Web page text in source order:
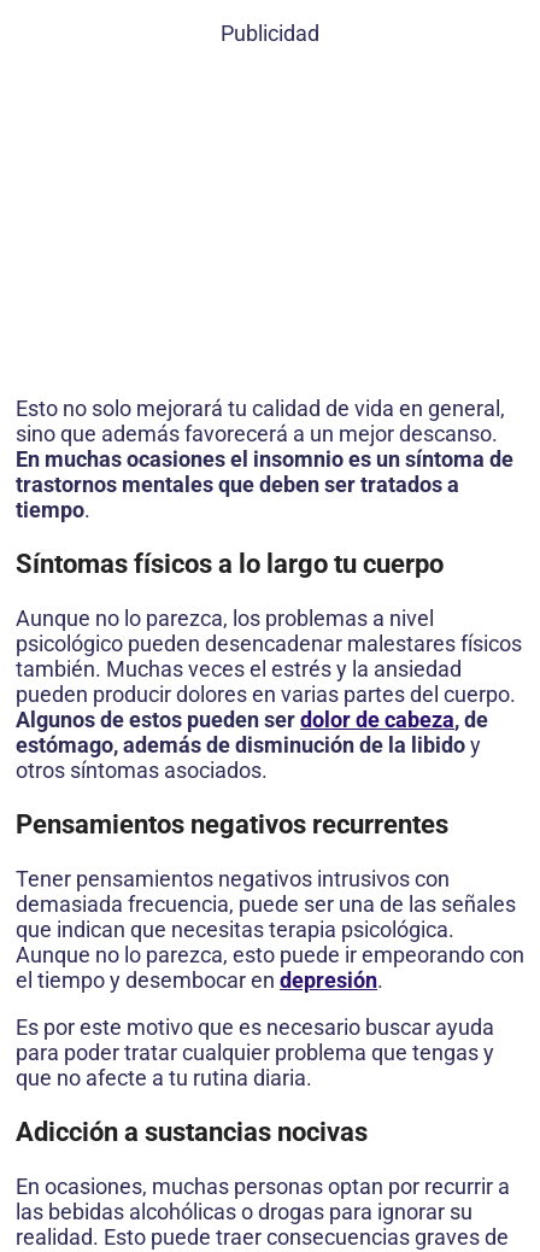
Publicidad
Esto no solo mejorará tu calidad de vida en general,
sino que además favorecerá a un mejor descanso.
En muchas ocasiones el insomnio es un síntoma de
trastornos mentales que deben ser tratados a
tiempo.
Síntomas físicos a lo largo tu cuerpo
Aunque no lo parezca, los problemas a nivel
psicológico pueden desencadenar malestares físicos
también. Muchas veces el estrés y la ansiedad
pueden producir dolores en varias partes del cuerpo.
Algunos de estos pueden serdolor de cabeza, de
estómago, además de disminución de la libidoy
otros síntomas asociados.
Pensamientos negativos recurrentes
Tener pensamientos negativos intrusivos con
demasiada frecuencia, puede ser una de las señales
que indican que necesitas terapia psicológica.
Aunque no lo parezca, esto puede ir empeorando con
el tiempo y desembocar en depresión.
Es por este motivo que es necesario buscar ayuda
para poder tratar cualquier problema que tengas y
que no afecte a tu rutina diaria.
Adicción a sustancias nocivas
En ocasiones, muchas personas optan por recurrir a
las bebidas alcohólicas o drogas para ignorar su
realidad. Esto puede traer consecuencias graves de